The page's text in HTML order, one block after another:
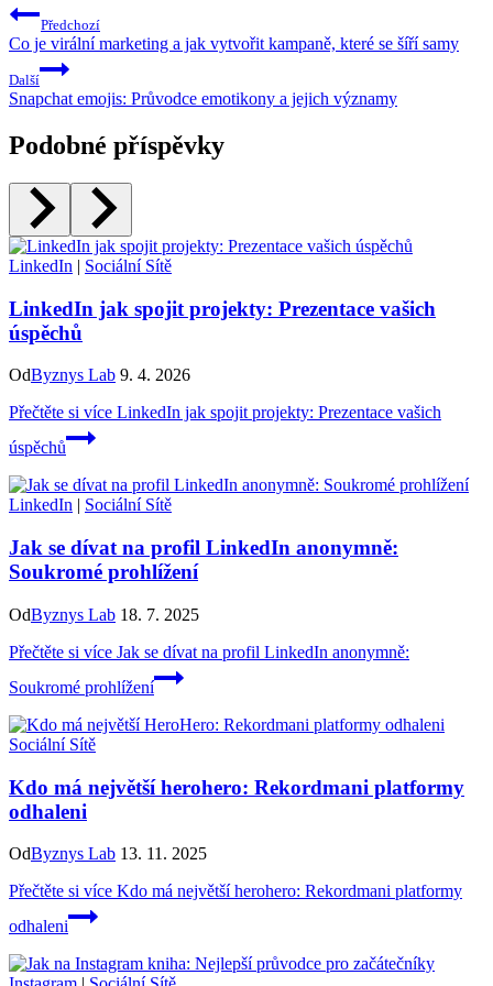
Předchozí
Co je virální marketing a jak vytvořit kampaně, které se šíří samy
Další
Snapchat emojis: Průvodce emotikony a jejich významy
Podobné příspěvky
LinkedIn | Sociální Sítě
LinkedIn jak spojit projekty: Prezentace vašich
úspěchů
OdByznys Lab 9. 4. 2026
Přečtěte si více LinkedIn jak spojit projekty: Prezentace vašich
úspěchů
LinkedIn | Sociální Sítě
Jak se dívat na profil LinkedIn anonymně:
Soukromé prohlížení
OdByznys Lab 18. 7. 2025
Přečtěte si více Jak se dívat na profil LinkedIn anonymně:
Soukromé prohlížení
Sociální Sítě
Kdo má největší herohero: Rekordmani platformy
odhaleni
OdByznys Lab 13. 11. 2025
Přečtěte si více Kdo má největší herohero: Rekordmani platformy
odhaleni